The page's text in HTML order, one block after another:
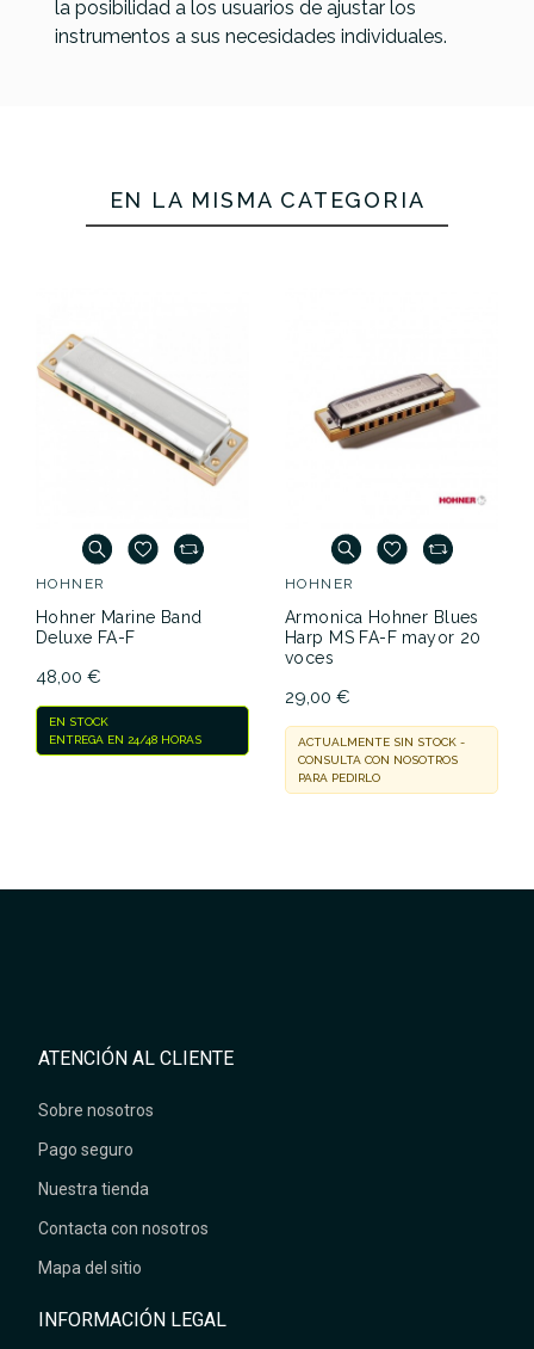
la posibilidad a los usuarios de ajustar los
instrumentos a sus necesidades individuales.
EN LA MISMA CATEGORÍA
HOHNER
Hohner Marine Band
Deluxe FA-F
48,00 €
EN STOCK
ENTREGA EN 24/48 HORAS
HOHNER
Armonica Hohner Blues
Harp MS FA-F mayor 20
voces
29,00 €
ACTUALMENTE SIN STOCK -
CONSULTA CON NOSOTROS
PARA PEDIRLO
ATENCIÓN AL CLIENTE
Sobre nosotros
Pago seguro
Nuestra tienda
Contacta con nosotros
Mapa del sitio
INFORMACIÓN LEGAL